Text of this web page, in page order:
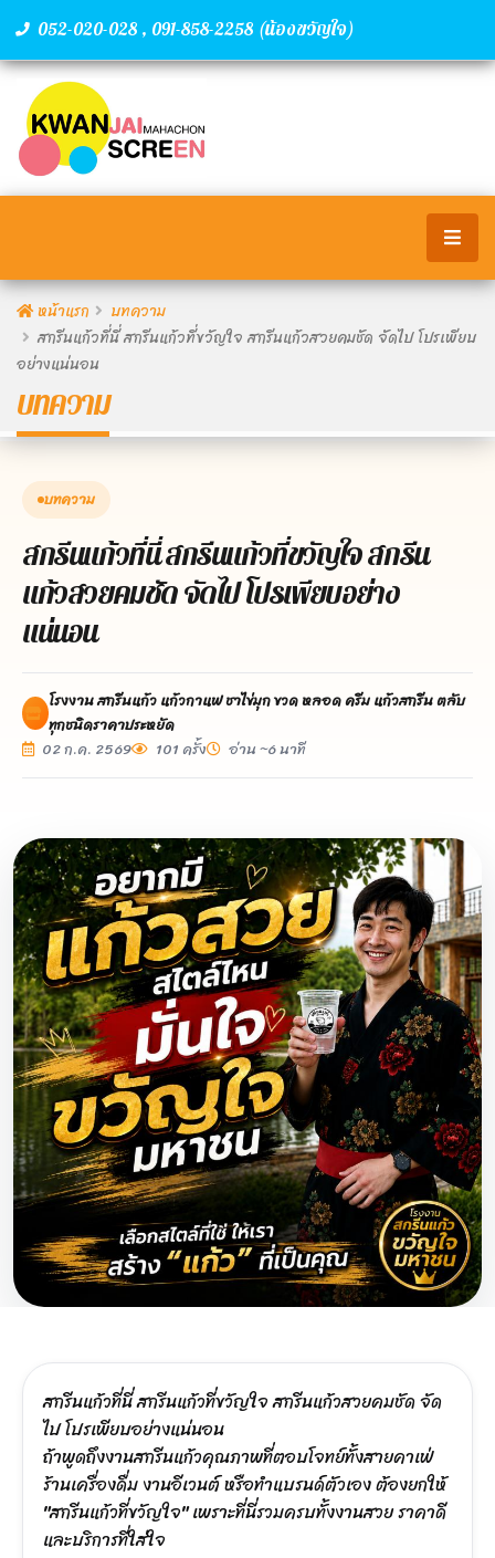
052-020-028 , 091-858-2258 (น้องขวัญใจ)
หน้าแรก
บทความ
สกรีนแก้วที่นี่ สกรีนแก้วที่ขวัญใจ สกรีนแก้วสวยคมชัด จัดไป โปรเพียบ
อย่างแน่นอน
บทความ
บทความ
สกรีนแก้วที่นี่ สกรีนแก้วที่ขวัญใจ สกรีน
แก้วสวยคมชัด จัดไป โปรเพียบอย่าง
แน่นอน
โรงงาน สกรีนแก้ว แก้วกาแฟ ชาไข่มุก ขวด หลอด ครีม แก้วสกรีน ตลับ
ทุกชนิดราคาประหยัด
02 ก.ค. 2569
101 ครั้ง อ่าน ~6 นาที
สกรีนแก้วที่นี่ สกรีนแก้วที่ขวัญใจ สกรีนแก้วสวยคมชัด จัด
ไป โปรเพียบอย่างแน่นอน
ถ้าพูดถึงงานสกรีนแก้วคุณภาพที่ตอบโจทย์ทั้งสายคาเฟ่
ร้านเครื่องดื่ม งานอีเวนต์ หรือทำแบรนด์ตัวเอง ต้องยกให้
"สกรีนแก้วที่ขวัญใจ" เพราะที่นี่รวมครบทั้งงานสวย ราคาดี
และบริการที่ใส่ใจ